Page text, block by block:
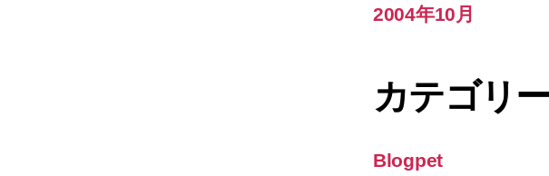
2004年10月
カテゴリ
Blogpet